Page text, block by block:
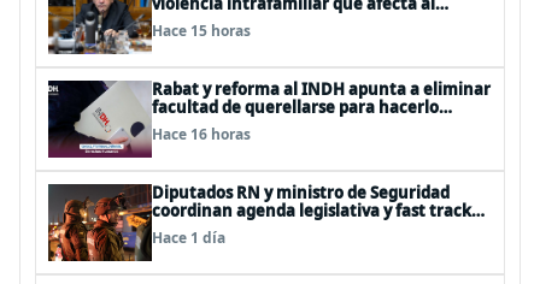
senador Fidel Espinoza
Hace 15 horas
Rabat y reforma al INDH apunta a eliminar
facultad de querellarse para hacerlo
“consultivo”
Hace 16 horas
Diputados RN y ministro de Seguridad
coordinan agenda legislativa y fast track
de proyectos
Hace 1 día